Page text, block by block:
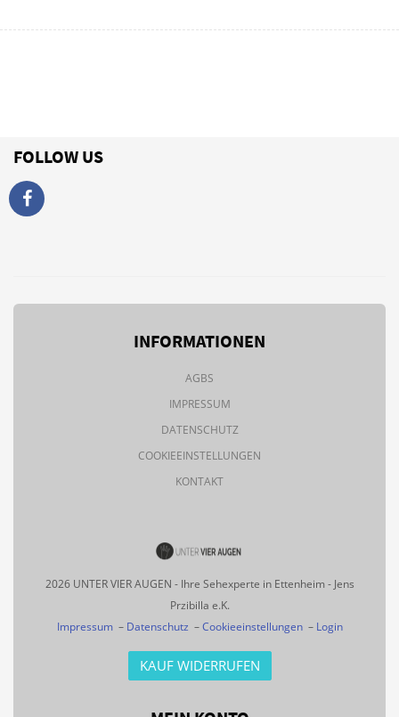
FOLLOW US
INFORMATIONEN
AGBS
IMPRESSUM
DATENSCHUTZ
COOKIEEINSTELLUNGEN
KONTAKT
2026 UNTER VIER AUGEN - Ihre Sehexperte in Ettenheim - Jens
Przibilla e.K.
Impressum– Datenschutz –Cookieeinstellungen– Login
KAUF WIDERRUFEN